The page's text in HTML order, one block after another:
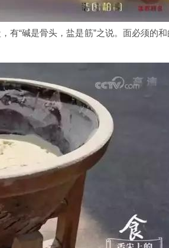
有“碱是骨头，盐是筋”之说。面必须的